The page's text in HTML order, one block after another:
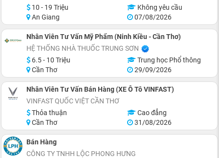
10 - 19 Triệu
Không yêu cầu
An Giang
07/08/2026
Nhân Viên Tư Vấn Mỹ Phẩm (Ninh Kiều - Cần Thơ)
HỆ THỐNG NHÀ THUỐC TRUNG SƠN
6.5 - 10 Triệu
Trung học Phổ thông
Cần Thơ
29/09/2026
Nhân Viên Tư Vấn Bán Hàng (XE Ô Tô VINFAST)
VINFAST QUỐC VIỆT CẦN THƠ
Thỏa thuận
Cao đẳng
Cần Thơ
31/08/2026
Bán Hàng
CÔNG TY TNHH LỘC PHONG HƯNG